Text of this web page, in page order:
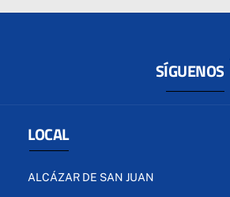
SÍGUENOS
LOCAL
ALCÁZAR DE SAN JUAN